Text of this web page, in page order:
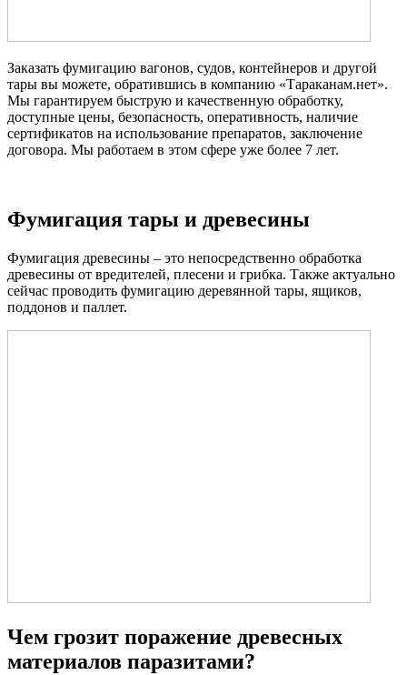
Заказать фумигацию вагонов, судов, контейнеров и другой
тары вы можете, обратившись в компанию «Тараканам.нет».
Мы гарантируем быструю и качественную обработку,
доступные цены, безопасность, оперативность, наличие
сертификатов на использование препаратов, заключение
договора. Мы работаем в этом сфере уже более 7 лет.
Фумигация тары и древесины
Фумигация древесины – это непосредственно обработка
древесины от вредителей, плесени и грибка. Также актуально
сейчас проводить фумигацию деревянной тары, ящиков,
поддонов и паллет.
Чем грозит поражение древесных
материалов паразитами?